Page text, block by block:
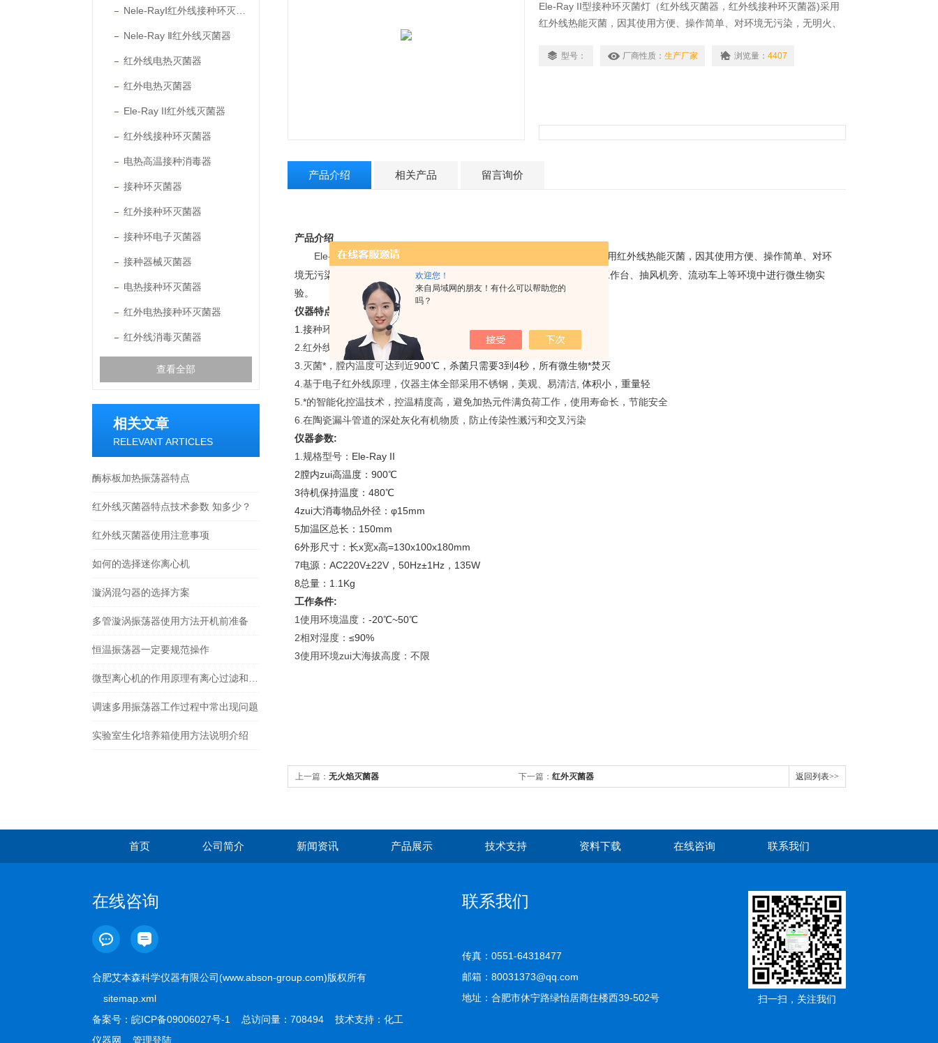
欢迎您！
来自局域网的朋友！有什么可以帮助您的
吗？
Nele-Ray Ⅱ红外线灭菌器
红外线电热灭菌器
红外电热灭菌器
Ele-Ray II红外线灭菌器
红外线接种环灭菌器
电热高温接种消毒器
接种环灭菌器
红外接种环灭菌器
接种环电子灭菌器
接种器械灭菌器
电热接种环灭菌器
红外电热接种环灭菌器
红外线消毒灭菌器
查看全部
相关文章
RELEVANT ARTICLES
酶标板加热振荡器特点
红外线灭菌器特点技术参数 知多少？
红外线灭菌器使用注意事项
如何的选择迷你离心机
漩涡混匀器的选择方案
多管漩涡振荡器使用方法开机前准备
恒温振荡器一定要规范操作
调速多用振荡器工作过程中常出现问题
实验室生化培养箱使用方法说明介绍
Ele-Ray II型接种环灭菌灯（红外线灭菌器，红外线接种环灭菌器)采用
红外线热能灭菌，因其使用方便、操作简单、对环境无污染，无明火、
流动车上等环境中进行微生物实验。
型号： 厂商性质： 生产厂家 浏览量： 4407
产品介绍 相关产品 留言询价
产品介绍
Ele-Ray II型接种环灭菌灯
红外线接种环灭菌器）采用红外线热能灭菌，因其使用方便、操作简单、对环
境无污染，无明火、不怕风、使用安全,可广泛应用于生物安全柜、净化工作台、抽风机旁、流动车上等环境中进行微生物实
验。
仪器特点:
1. 接种环或针消毒灭菌*替代酒精灯
,清洁卫生，安全、方便
2.红外线灭菌器工作时不消耗氧，可以用于厌氧室中
3.灭菌*，膛内温度可达到近900℃，杀菌只需要3到4秒，所有微生物*焚灭
4.基于电子红外线原理，仪器主体全部采用不锈钢，美观、易清洁 , 体积小，重量轻
5.*的智能化控温技术，控温精度高，避免加热元件满负荷工作，使用寿命长，节能安全
6.在陶瓷漏斗管道的深处灰化有机物质，防止传染性溅污和交叉污染
仪器参数:
1.规格型号： Ele-Ray II
2膛内zui高温度：900℃
3待机保持温度：480℃
4zui大消毒物品外径：φ15mm
5加温区总长：150mm
6外形尺寸：长x宽x高=130x100x180mm
7电源：AC220V±22V，50Hz±1Hz，135W
8总量：1.1Kg
工作条件:
1使用环境温度： -20℃~50℃
2相对湿度： ≤90%
3使用环境zui大海拔高度：不限
上一篇： 无火焰灭菌器 下一篇： 红外灭菌器 返回列表>>
首页 公司简介 新闻资讯 产品展示 技术支持 资料下载 在线咨询 联系我们
在线咨询
合肥艾本森科学仪器有限公司(www.abson-group.com)版权所有
sitemap.xml
备案号： 皖ICP备09006027号-1 总访问量：708494 技术支持： 化工
仪器网
管理登陆
联系我们
传真：0551-64318477
邮箱：80031373@qq.com
地址：合肥市休宁路绿怡居商住楼西39-502号
扫一扫，关注我们